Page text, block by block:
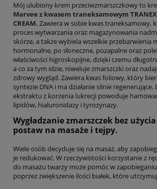
Mój ulubiony krem przeciwzmarszczkowy to
Marvee z kwasem traneksamowym
CREAM. Zawiera w sobie kwas traneksamowy,
proces wytwarzania oraz magazynowania
skórze, a także wybiela wszelkie przebarwienia
hormonalne, po słoneczne, pozapalne oraz
właściwości higroskopijne, dzięki czemu
a co za tym idzie, niweluje zmarszczki oraz
zdrowy wygląd. Zawiera kwas foliowy, który
syntezie DNA i ma działanie silnie regenerujące.
ekstraktu z korzenia lukrecji powoduje
lipidów, hialuronidazy i tyrozynazy.
Wygładzanie zmarszczek bez
postaw na masaże i tejpy.
Wiele osób decyduje się na masaż, aby
je redukować. W rzeczywistości korzystanie z
do masażu twarzy może pomóc w
poprzez zwiększenie ilości białek, które